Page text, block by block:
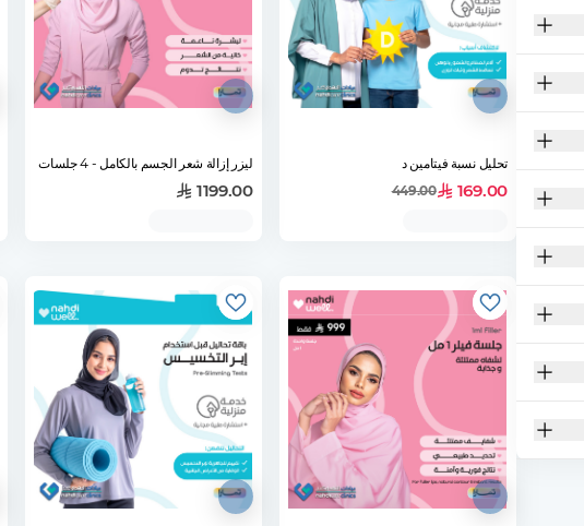
تحليل نسبة فيتامين د
169.00
449.00
ليزر إزالة شعر الجسم بالكامل - 4 جلسات
1199.00